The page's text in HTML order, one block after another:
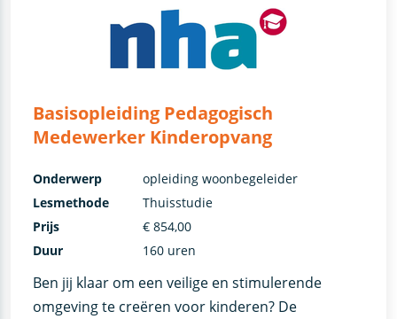
Basisopleiding Pedagogisch
Medewerker Kinderopvang
Ben jij klaar om een veilige en stimulerende
omgeving te creëren voor kinderen? De
Onderwerp
opleiding woonbegeleider
Lesmethode
Thuisstudie
Prijs
€ 854,00
Duur
160 uren